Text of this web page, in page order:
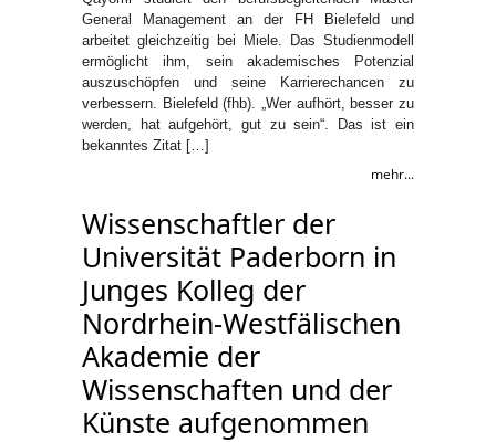
General Management an der FH Bielefeld und
arbeitet gleichzeitig bei Miele. Das Studienmodell
ermöglicht ihm, sein akademisches Potenzial
auszuschöpfen und seine Karrierechancen zu
verbessern. Bielefeld (fhb). „Wer aufhört, besser zu
werden, hat aufgehört, gut zu sein“. Das ist ein
bekanntes Zitat […]
mehr...
Wissenschaftler der
Universität Paderborn in
Junges Kolleg der
Nordrhein-Westfälischen
Akademie der
Wissenschaften und der
Künste aufgenommen